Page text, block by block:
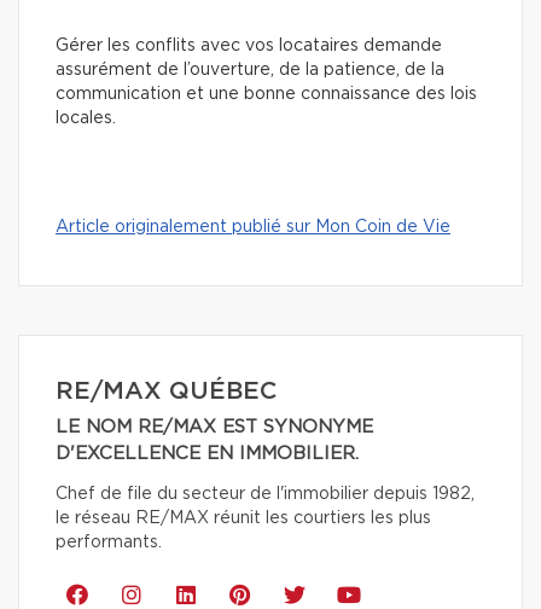
Gérer les conflits avec vos locataires demande
assurément de l’ouverture, de la patience, de la
communication et une bonne connaissance des lois
locales.
Article originalement publié sur Mon Coin de Vie
RE/MAX QUÉBEC
LE NOM RE/MAX EST SYNONYME
D'EXCELLENCE EN IMMOBILIER.
Chef de file du secteur de l'immobilier depuis 1982,
le réseau RE/MAX réunit les courtiers les plus
performants.